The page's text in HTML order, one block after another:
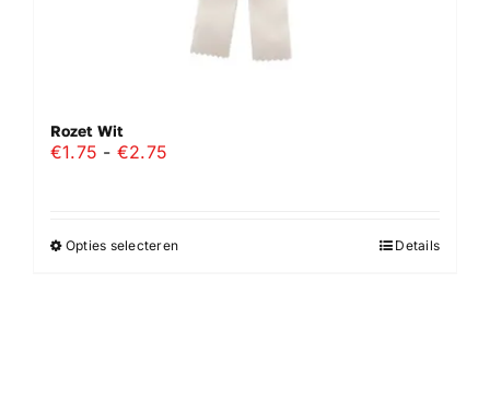
Rozet Wit
€1.75 - €2.75
€2.75
Opties selecterenDit
Details